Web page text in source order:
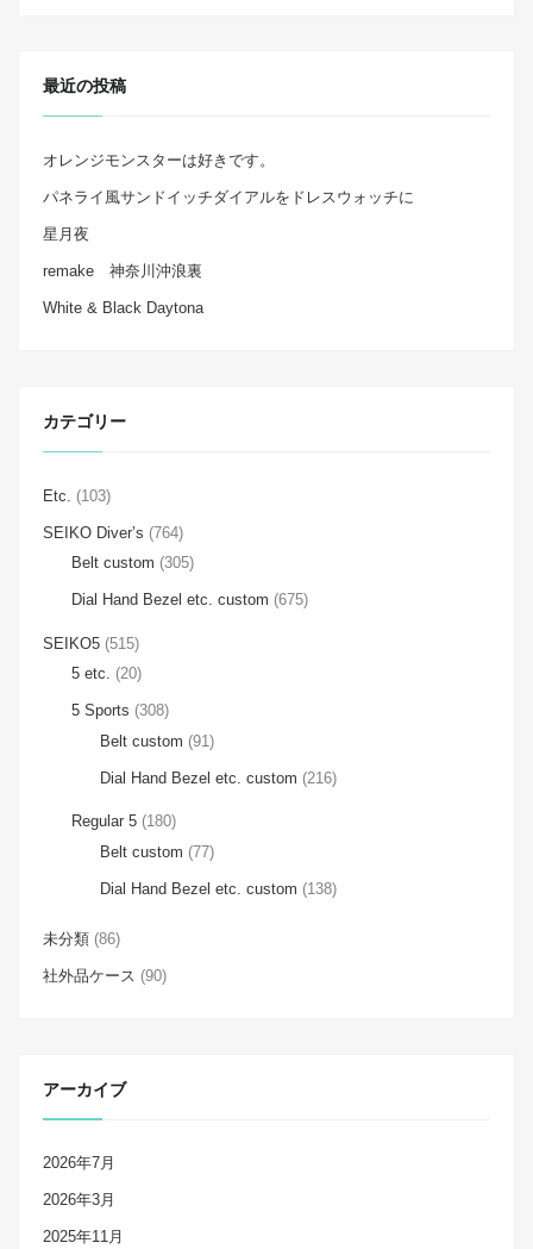
最近の投稿
オレンジモンスターは好きです。
パネライ風サンドイッチダイアルをドレスウォッチに
星月夜
remake 神奈川沖浪裏
White & Black Daytona
カテゴリー
Etc. (103)
SEIKO Diver’s (764)
Belt custom (305)
Dial Hand Bezel etc. custom (675)
SEIKO5 (515)
5 etc. (20)
5 Sports (308)
Belt custom (91)
Dial Hand Bezel etc. custom (216)
Regular 5 (180)
Belt custom (77)
Dial Hand Bezel etc. custom (138)
未分類 (86)
社外品ケース (90)
アーカイブ
2026年7月
2026年3月
2025年11月